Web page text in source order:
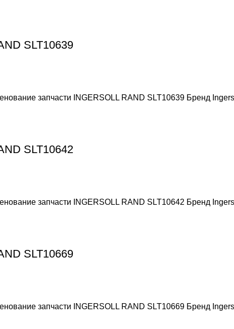
SLT10639
запчасти INGERSOLL RAND SLT10639 Бренд
SLT10642
запчасти INGERSOLL RAND SLT10642 Бренд
SLT10669
запчасти INGERSOLL RAND SLT10669 Бренд